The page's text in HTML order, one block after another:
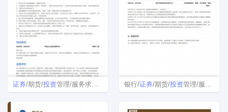
证券/期货/投资管理/服务求职简历 银行/证券/期货/投资管理/服务/保险简历模板